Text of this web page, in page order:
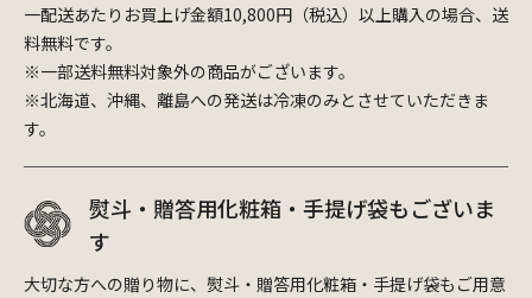
一配送あたりお買上げ金額10,800円（税込）以上購入の場合、送
料無料です。
※一部送料無料対象外の商品がございます。
※北海道、沖縄、離島への発送は冷凍のみとさせていただきま
す。
熨斗・贈答用化粧箱・手提げ袋もございま
す
大切な方への贈り物に、熨斗・贈答用化粧箱・手提げ袋もご用意